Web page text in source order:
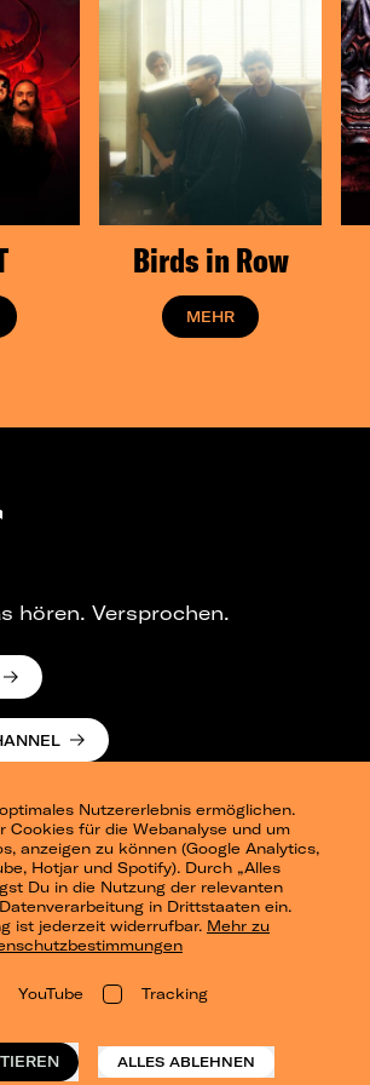
Birds in Row
MEHR
Nutzererlebnis ermöglichen.
Cookies für die Webanalyse und um
anzeigen zu können (Google Analytics,
Hotjar und Spotify). Durch „Alles
Du in die Nutzung der relevanten
in Drittstaaten ein.
ist jederzeit widerrufbar. Mehr zu
YouTube Tracking
ALLES ABLEHNEN
hören. Versprochen.